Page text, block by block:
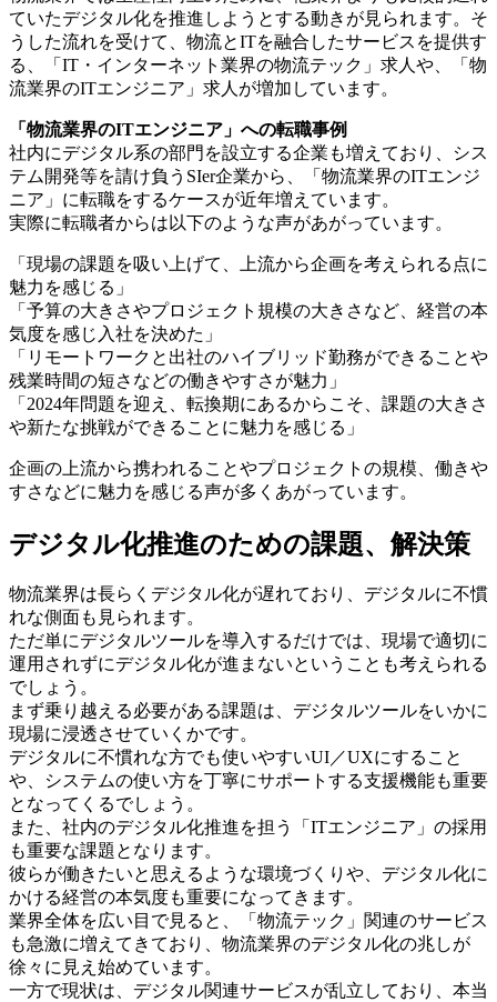
ていたデジタル化を推進しようとする動きが見られます。そ
うした流れを受けて、物流とITを融合したサービスを提供す
る、「IT・インターネット業界の物流テック」求人や、「物
流業界のITエンジニア」求人が増加しています。
「物流業界のITエンジニア」への転職事例
社内にデジタル系の部門を設立する企業も増えており、シス
テム開発等を請け負うSIer企業から、「物流業界のITエンジ
ニア」に転職をするケースが近年増えています。
実際に転職者からは以下のような声があがっています。
「現場の課題を吸い上げて、上流から企画を考えられる点に
魅力を感じる」
「予算の大きさやプロジェクト規模の大きさなど、経営の本
気度を感じ入社を決めた」
「リモートワークと出社のハイブリッド勤務ができることや
残業時間の短さなどの働きやすさが魅力」
「2024年問題を迎え、転換期にあるからこそ、課題の大きさ
や新たな挑戦ができることに魅力を感じる」
企画の上流から携われることやプロジェクトの規模、働きや
すさなどに魅力を感じる声が多くあがっています。
デジタル化推進のための課題、解決策
物流業界は長らくデジタル化が遅れており、デジタルに不慣
れな側面も見られます。
ただ単にデジタルツールを導入するだけでは、現場で適切に
運用されずにデジタル化が進まないということも考えられる
でしょう。
まず乗り越える必要がある課題は、デジタルツールをいかに
現場に浸透させていくかです。
デジタルに不慣れな方でも使いやすいUI／UXにすること
や、システムの使い方を丁寧にサポートする支援機能も重要
となってくるでしょう。
また、社内のデジタル化推進を担う「ITエンジニア」の採用
も重要な課題となります。
彼らが働きたいと思えるような環境づくりや、デジタル化に
かける経営の本気度も重要になってきます。
業界全体を広い目で見ると、「物流テック」関連のサービス
も急激に増えてきており、物流業界のデジタル化の兆しが
徐々に見え始めています。
一方で現状は、デジタル関連サービスが乱立しており、本当